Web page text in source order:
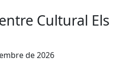
Cultural Els
de 2026